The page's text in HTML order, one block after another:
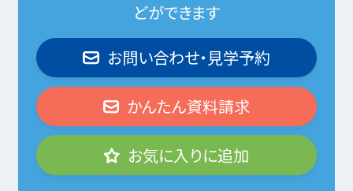
どができます
お問い合わせ・見学予約
かんたん資料請求
お気に入りに追加